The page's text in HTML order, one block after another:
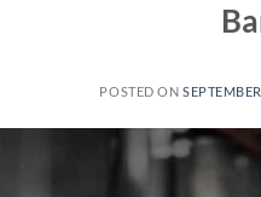
POSTED ON